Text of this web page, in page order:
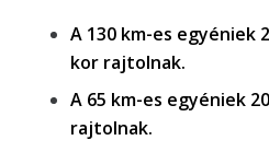
A 130 km-es egyéniek
kor rajtolnak.
A 65 km-es egyéniek
rajtolnak.